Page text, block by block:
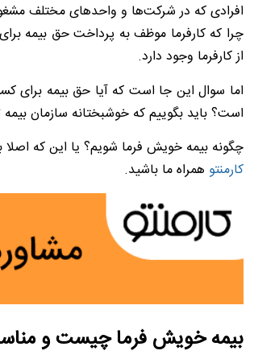
افرادی که در شرکت‌ها و واحدهای مختلف
چرا که کارفرما موظف به پرداخت حق بیمه
از کارفرما وجود دارد.
اما سوال این جا است که آیا حق بیمه برای
است؟ باید بگوییم که خوشبختانه سازمان
چگونه بیمه خویش فرما شویم؟ یا این که
کارمنتو همراه ما باشید.
بیمه خویش ‌فرما چیست و